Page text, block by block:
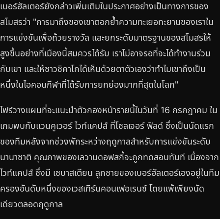
เบอร์ฮัลเตอร์ยังกล่าวเพิ่มเติมในประกาศอย่างเป็นทางการของ
สโมสรว่า "การมาถึงของเขาตอกย้ำความทะเยอทะยานของเราใน
การแข่งขันเพื่อถ้วยรางวัล และยกระดับมาตรฐานของสโมสรให้
สูงขึ้นอย่างที่เมืองนี้สมควรได้รับ เราไม่อาจรอที่จะได้ทำงานร่วม
กับเขา และให้ชาวชิคาโกได้เห็นด้วยตาตัวเองว่าทำไมเขาถึงเป็น
หนึ่งในไอคอนกีฬาที่ได้รับการยกย่องมากที่สุดในโลก"
ไฟร์วางแผนที่จะแนะนำตัวกองหน้ารายนี้ในวันที่ 16 กรกฎาคม ใน
เกมพบกับแวนคูเวอร์ ไวท์แคปส์ ที่โซลเจอร์ ฟิลด์ ซึ่งเป็นนัดแรก
ของทีมหลังจากช่วงพักระหว่างฤดูกาลสำหรับการแข่งขันระดับ
นานาชาติ คุณภาพของเลวานดอฟสกี้จะถูกทดสอบทันที เนื่องจาก
ไวท์แคปส์ ซึ่งมี เซบาสเตียน ลูกชายของเบอร์ฮัลเตอร์เองอยู่ในทีม
ครองอันดับหนึ่งของเวสเทิร์นคอนเฟอเรนซ์ โดยแพ้เพียงนัด
เดียวตลอดฤดูกาล